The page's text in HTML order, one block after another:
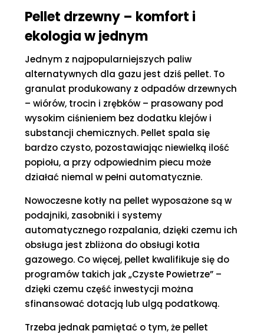
Pellet drzewny – komfort i
ekologia w jednym
Jednym z najpopularniejszych paliw
alternatywnych dla gazu jest dziś pellet. To
granulat produkowany z odpadów drzewnych
– wiórów, trocin i zrębków – prasowany pod
wysokim ciśnieniem bez dodatku klejów i
substancji chemicznych. Pellet spala się
bardzo czysto, pozostawiając niewielką ilość
popiołu, a przy odpowiednim piecu może
działać niemal w pełni automatycznie.
Nowoczesne kotły na pellet wyposażone są w
podajniki, zasobniki i systemy
automatycznego rozpalania, dzięki czemu ich
obsługa jest zbliżona do obsługi kotła
gazowego. Co więcej, pellet kwalifikuje się do
programów takich jak „Czyste Powietrze” –
dzięki czemu część inwestycji można
sfinansować dotacją lub ulgą podatkową.
Trzeba jednak pamiętać o tym, że pellet